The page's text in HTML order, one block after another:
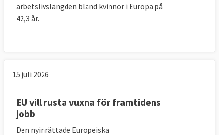
När parterna en överenskommelse kan de
be kommissionen, som kan säga nej, att
förslag på EU-direktiv till medlemsländerna
4. På vilket annat sätt kan fack och
arbetsgivare påverka EU?
arbetslivslängden bland kvinnor i Europa på
42,3 år.
15 juli 2026
EU vill rusta vuxna för framtidens
jobb
Den nyinrättade Europeiska